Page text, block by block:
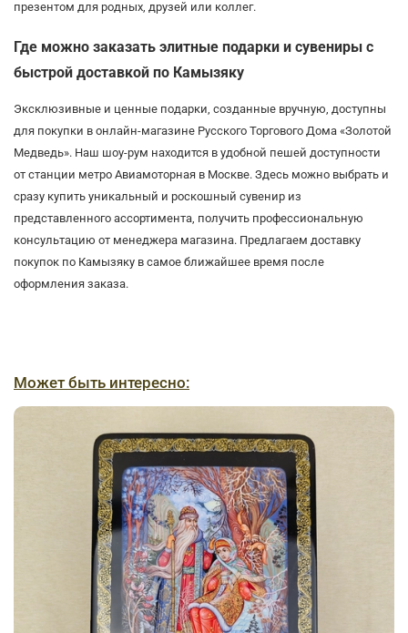
презентом для родных, друзей или коллег.
Где можно заказать элитные подарки и сувениры с
быстрой доставкой по Камызяку
Эксклюзивные и ценные подарки, созданные вручную, доступны
для покупки в онлайн-магазине Русского Торгового Дома «Золотой
Медведь». Наш шоу-рум находится в удобной пешей доступности
от станции метро Авиамоторная в Москве. Здесь можно выбрать и
сразу купить уникальный и роскошный сувенир из
представленного ассортимента, получить профессиональную
консультацию от менеджера магазина. Предлагаем доставку
покупок по Камызяку в самое ближайшее время после
оформления заказа.
Может быть интересно: